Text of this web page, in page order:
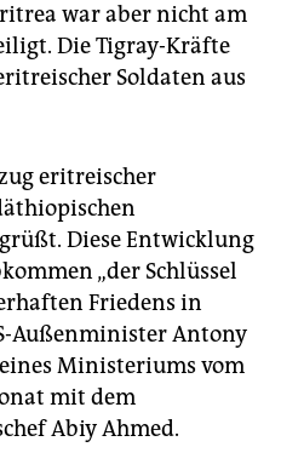
war aber nicht am
Die Tigray-Kräfte
Soldaten aus
eritreischer
Diese Entwicklung
„der Schlüssel
Friedens in
Außenminister Antony
Ministeriums vom
mit dem
Abiy Ahmed.